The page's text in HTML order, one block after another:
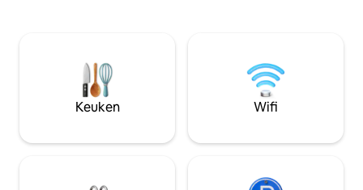
zoals vermeld op de Airbnb-kalender.
Parkeren: Beperkt tot 2 uur. Niet ideaal
voor gasten met auto. Oudejaarsavond -
helaas NIET beschikbaar.
prachtig
door comfort en
duik in het
oceaan of maak
Keuken Wifi